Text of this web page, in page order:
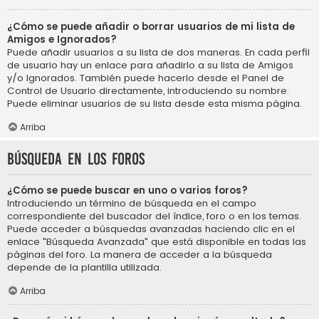
¿Cómo se puede añadir o borrar usuarios de mi lista de
Amigos e Ignorados?
Puede añadir usuarios a su lista de dos maneras. En cada perfil
de usuario hay un enlace para añadirlo a su lista de Amigos
y/o Ignorados. También puede hacerlo desde el Panel de
Control de Usuario directamente, introduciendo su nombre.
Puede eliminar usuarios de su lista desde esta misma página.
Arriba
Búsqueda en los foros
¿Cómo se puede buscar en uno o varios foros?
Introduciendo un término de búsqueda en el campo
correspondiente del buscador del índice, foro o en los temas.
Puede acceder a búsquedas avanzadas haciendo clic en el
enlace "Búsqueda Avanzada" que está disponible en todas las
páginas del foro. La manera de acceder a la búsqueda
depende de la plantilla utilizada.
Arriba